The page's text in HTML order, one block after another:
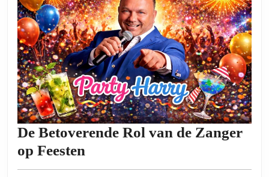
De Betoverende Rol van de Zanger
op Feesten
Betoverende